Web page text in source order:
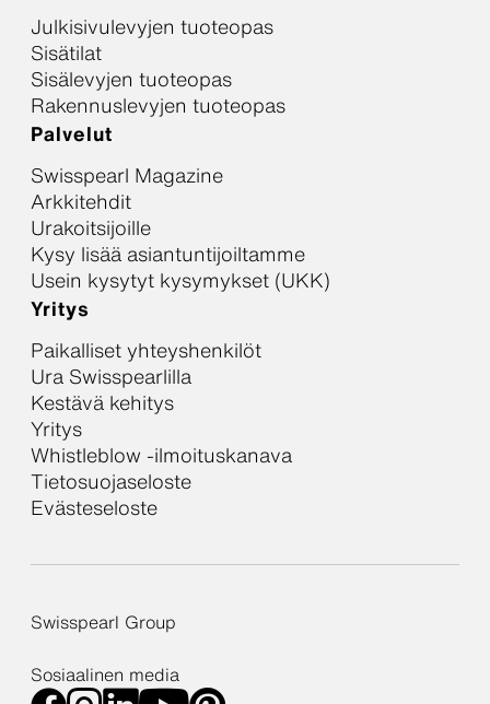
Julkisivulevyjen tuoteopas
Sisätilat
Sisälevyjen tuoteopas
Rakennuslevyjen tuoteopas
Palvelut
Swisspearl Magazine
Arkkitehdit
Urakoitsijoille
Kysy lisää asiantuntijoiltamme
Usein kysytyt kysymykset (UKK)
Yritys
Paikalliset yhteyshenkilöt
Ura Swisspearlilla
Kestävä kehitys
Yritys
Whistleblow -ilmoituskanava
Tietosuojaseloste
Evästeseloste
Swisspearl Group
Sosiaalinen media